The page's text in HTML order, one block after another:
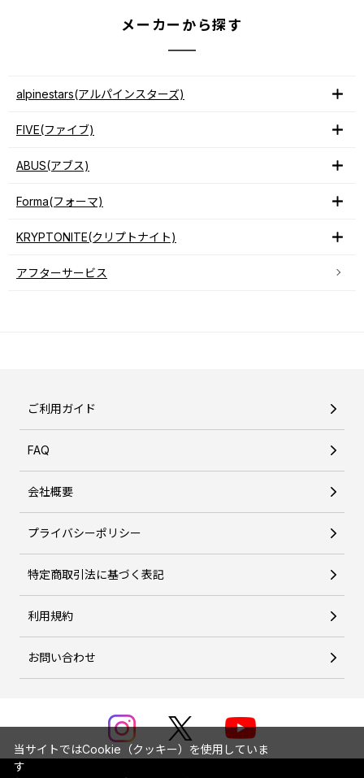
メーカーから探す
alpinestars(アルパインスターズ)
FIVE(ファイブ)
ABUS(アブス)
Forma(フォーマ)
KRYPTONITE(クリプトナイト)
アフターサービス
ご利用ガイド
FAQ
会社概要
プライバシーポリシー
特定商取引法に基づく表記
利用規約
お問い合わせ
当サイトではCookie（クッキー）を使用していま
す